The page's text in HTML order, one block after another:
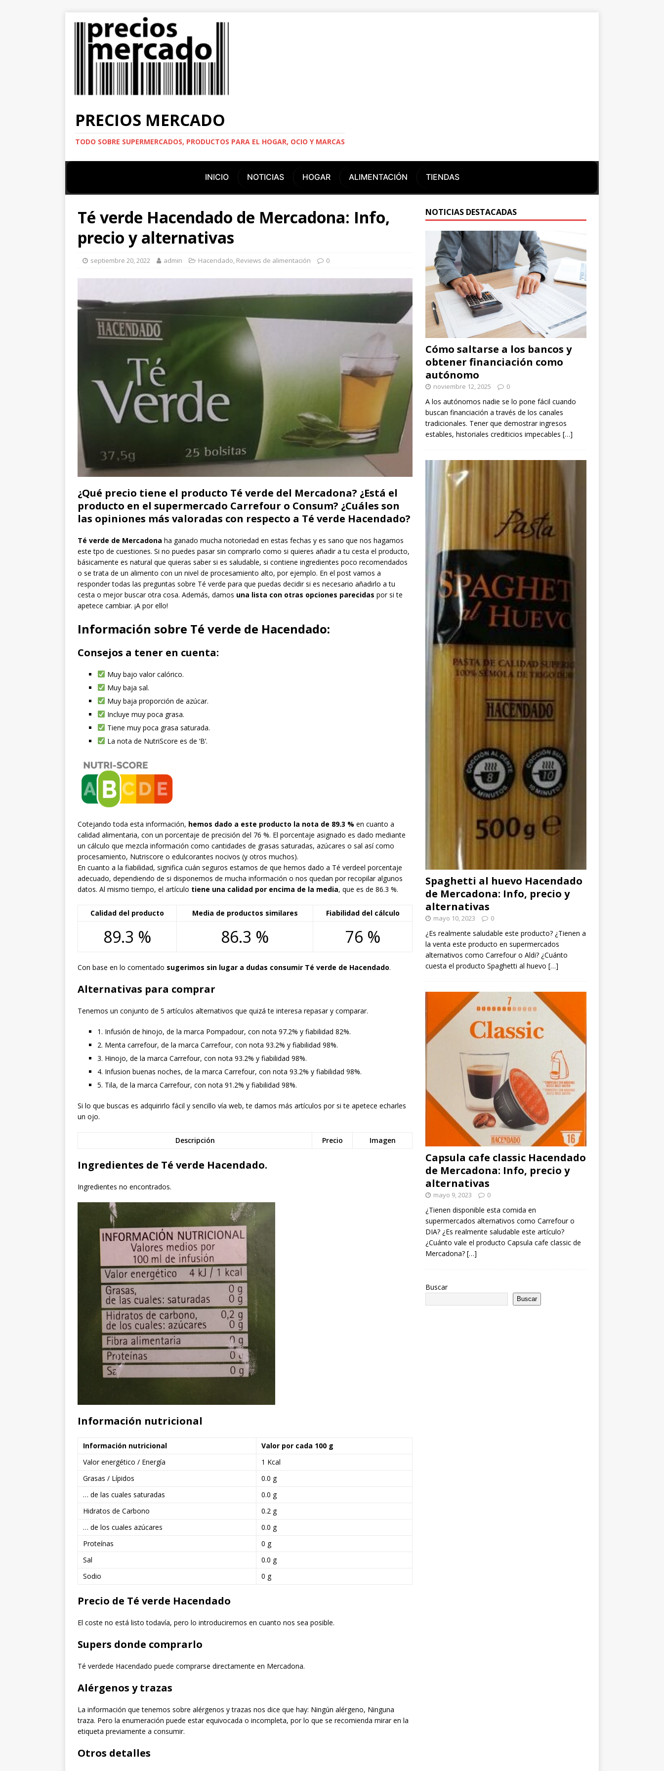
PRECIOS MERCADO
TODO SOBRE SUPERMERCADOS, PRODUCTOS PARA EL HOGAR, OCIO Y MARCAS
INICIO NOTICIAS HOGAR ALIMENTACIÓN TIENDAS
Té verde Hacendado de Mercadona: Info,
precio y alternativas
septiembre 20, 2022 admin Hacendado, Reviews de alimentación 0
¿Qué precio tiene el producto Té verde del Mercadona? ¿Está el
producto en el supermercado Carrefour o Consum? ¿Cuáles son
las opiniones más valoradas con respecto a Té verde Hacendado?
Té verde de Mercadona ha ganado mucha notoriedad en estas fechas y es sano que nos hagamos
este tpo de cuestiones. Si no puedes pasar sin comprarlo como si quieres añadir a tu cesta el producto,
básicamente es natural que quieras saber si es saludable, si contiene ingredientes poco recomendados
o se trata de un alimento con un nivel de procesamiento alto, por ejemplo. En el post vamos a
responder todas las preguntas sobre Té verde para que puedas decidir si es necesario añadirlo a tu
cesta o mejor buscar otra cosa. Además, damos una lista con otras opciones parecidas por si te
apetece cambiar. ¡A por ello!
Información sobre Té verde de Hacendado:
Consejos a tener en cuenta:
Muy bajo valor calórico.
Muy baja sal.
Muy baja proporción de azúcar.
Incluye muy poca grasa.
Tiene muy poca grasa saturada.
La nota de NutriScore es de ‘B’.
Cotejando toda esta información, hemos dado a este producto la nota de 89.3 % en cuanto a
calidad alimentaria, con un porcentaje de precisión del 76 %. El porcentaje asignado es dado mediante
un cálculo que mezcla información como cantidades de grasas saturadas, azúcares o sal así como
procesamiento, Nutriscore o edulcorantes nocivos (y otros muchos).
En cuanto a la fiabilidad, significa cuán seguros estamos de que hemos dado a Té verdeel porcentaje
adecuado, dependiendo de si disponemos de mucha información o nos quedan por recopilar algunos
datos. Al mismo tiempo, el artículo tiene una calidad por encima de la media, que es de 86.3 %.
Calidad del producto Media de productos similares Fiabilidad del cálculo
89.3 % 86.3 % 76 %
Con base en lo comentado sugerimos sin lugar a dudas consumir Té verde de Hacendado.
Alternativas para comprar
Tenemos un conjunto de 5 artículos alternativos que quizá te interesa repasar y comparar.
1. Infusión de hinojo, de la marca Pompadour, con nota 97.2% y fiabilidad 82%.
2. Menta carrefour, de la marca Carrefour, con nota 93.2% y fiabilidad 98%.
3. Hinojo, de la marca Carrefour, con nota 93.2% y fiabilidad 98%.
4. Infusion buenas noches, de la marca Carrefour, con nota 93.2% y fiabilidad 98%.
5. Tila, de la marca Carrefour, con nota 91.2% y fiabilidad 98%.
Si lo que buscas es adquirirlo fácil y sencillo vía web, te damos más artículos por si te apetece echarles
un ojo.
Descripción Precio Imagen
Ingredientes de Té verde Hacendado.
Ingredientes no encontrados.
Información nutricional
Información nutricional
Valor por cada 100 g
Valor energético / Energía
1 Kcal
Grasas / Lípidos
0.0 g
… de las cuales saturadas
0.0 g
Hidratos de Carbono
0.2 g
… de los cuales azúcares
0.0 g
Proteínas
0 g
Sal
0.0 g
Sodio
0 g
Precio de Té verde Hacendado
El coste no está listo todavía, pero lo introduciremos en cuanto nos sea posible.
Supers donde comprarlo
Té verdede Hacendado puede comprarse directamente en Mercadona.
Alérgenos y trazas
La información que tenemos sobre alérgenos y trazas nos dice que hay: Ningún alérgeno, Ninguna
traza. Pero la enumeración puede estar equivocada o incompleta, por lo que se recomienda mirar en la
etiqueta previamente a consumir.
Otros detalles
NOTICIAS DESTACADAS
Cómo saltarse a los bancos y
obtener financiación como
autónomo
noviembre 12, 2025 0
A los autónomos nadie se lo pone fácil cuando
buscan financiación a través de los canales
tradicionales. Tener que demostrar ingresos
estables, historiales crediticios impecables […]
Spaghetti al huevo Hacendado
de Mercadona: Info, precio y
alternativas
mayo 10, 2023 0
¿Es realmente saludable este producto? ¿Tienen a
la venta este producto en supermercados
alternativos como Carrefour o Aldi? ¿Cuánto
cuesta el producto Spaghetti al huevo […]
Capsula cafe classic Hacendado
de Mercadona: Info, precio y
alternativas
mayo 9, 2023 0
¿Tienen disponible esta comida en
supermercados alternativos como Carrefour o
DIA? ¿Es realmente saludable este artículo?
¿Cuánto vale el producto Capsula cafe classic de
Mercadona? […]
Buscar
Buscar